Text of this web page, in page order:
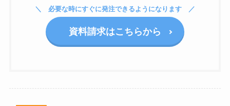
必要な時にすぐに発注できるようになります
資料請求はこちらから